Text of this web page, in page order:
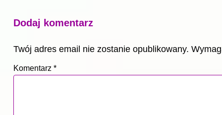
Dodaj komentarz
Twój adres email nie zostanie opublikowany.
Komentarz *